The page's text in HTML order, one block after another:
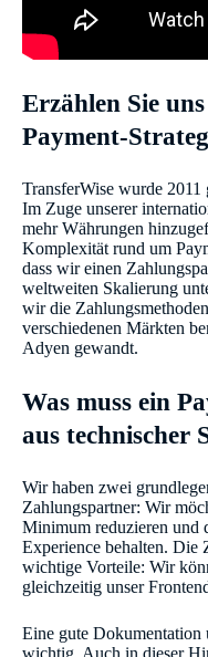
Erzählen Sie
Payment-
TransferWise wurde 2011
Im Zuge unserer
mehr Währungen
Komplexität rund um
dass wir einen
weltweiten Skalierung
wir die
verschiedenen Märkten
Adyen gewandt.
Was muss ein
aus technischer
Wir haben zwei
Zahlungspartner: Wir
Minimum reduzieren und
Experience behalten. Die
wichtige Vorteile: Wir
gleichzeitig unser
Eine gute Dokumentation
wichtig. Auch in dieser